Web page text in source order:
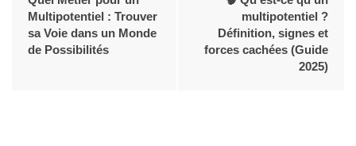
Multipotentiel : Trouver
sa Voie dans un Monde
de Possibilités
multipotentiel ?
Définition, signes et
forces cachées (Guide
2025)